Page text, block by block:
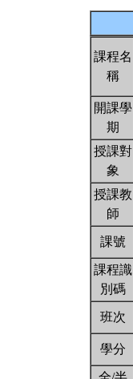
課程名
稱
開課學
期
授課對
象
授課教
師
課號
課程識
別碼
班次
學分